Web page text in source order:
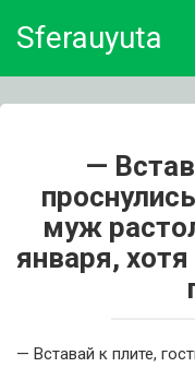
Sferauyuta
—
муж
января,
— Вставай к плите,